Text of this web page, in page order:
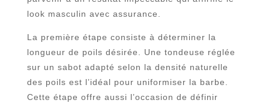
look masculin avec assurance.
La première étape consiste à déterminer la
longueur de poils désirée. Une tondeuse réglée
sur un sabot adapté selon la densité naturelle
des poils est l’idéal pour uniformiser la barbe.
Cette étape offre aussi l’occasion de définir